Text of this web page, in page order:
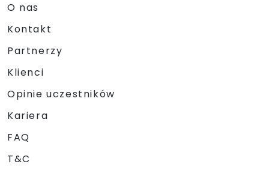
O nas
Kontakt
Partnerzy
Klienci
Opinie uczestników
Kariera
FAQ
T&C